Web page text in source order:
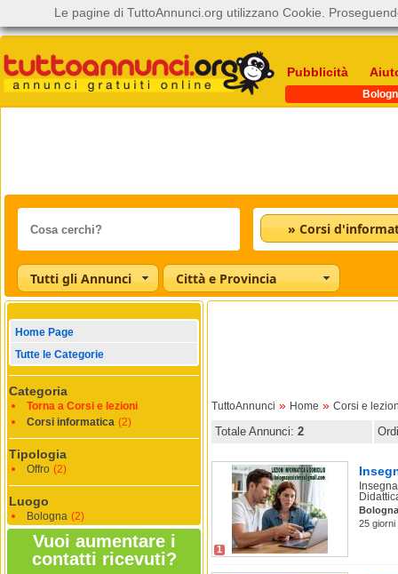
Pubblicità
» Corsi
Tutti gli Annunci Città e Provincia
Home Page
Tutte le Categorie
Categoria
Torna a Corsi e lezioni
Corsi informatica (2)
Tipologia
Offro (2)
Luogo
Bologna (2)
Vuoi aumentare i
contatti ricevuti?
TuttoAnnunci » Home » Corsi e
Totale Annunci: 2
1
Bologna
25 giorni
Le pagine di TuttoAnnunci.org utilizzano Cookie.